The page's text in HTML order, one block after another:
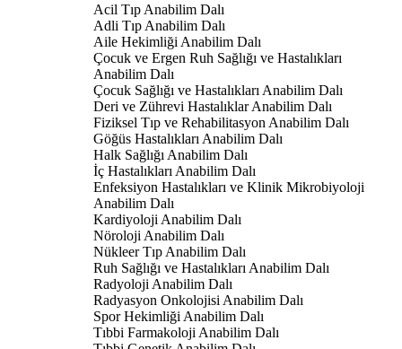
Acil Tıp Anabilim Dalı
Adli Tıp Anabilim Dalı
Aile Hekimliği Anabilim Dalı
Çocuk ve Ergen Ruh Sağlığı ve Hastalıkları
Anabilim Dalı
Çocuk Sağlığı ve Hastalıkları Anabilim Dalı
Deri ve Zührevi Hastalıklar Anabilim Dalı
Fiziksel Tıp ve Rehabilitasyon Anabilim Dalı
Göğüs Hastalıkları Anabilim Dalı
Halk Sağlığı Anabilim Dalı
İç Hastalıkları Anabilim Dalı
Enfeksiyon Hastalıkları ve Klinik Mikrobiyoloji
Anabilim Dalı
Kardiyoloji Anabilim Dalı
Nöroloji Anabilim Dalı
Nükleer Tıp Anabilim Dalı
Ruh Sağlığı ve Hastalıkları Anabilim Dalı
Radyoloji Anabilim Dalı
Radyasyon Onkolojisi Anabilim Dalı
Spor Hekimliği Anabilim Dalı
Tıbbi Farmakoloji Anabilim Dalı